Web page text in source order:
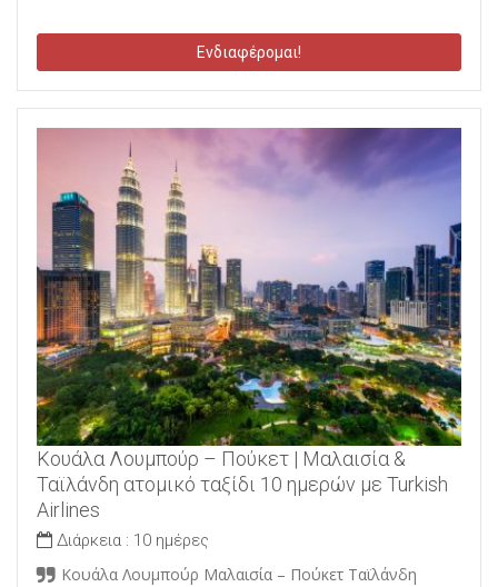
Ενδιαφέρομαι!
Κουάλα Λουμπούρ – Πούκετ | Μαλαισία &
Ταϊλάνδη ατομικό ταξίδι 10 ημερών με Turkish
Airlines
Διάρκεια : 10 ημέρες
Κουάλα Λουμπούρ Μαλαισία – Πούκετ Ταϊλάνδη